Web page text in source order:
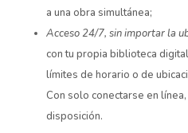
a una obra simultánea;
Acceso 24/7, sin importar la
con tu propia biblioteca
límites de horario o de
Con solo conectarse en
disposición.